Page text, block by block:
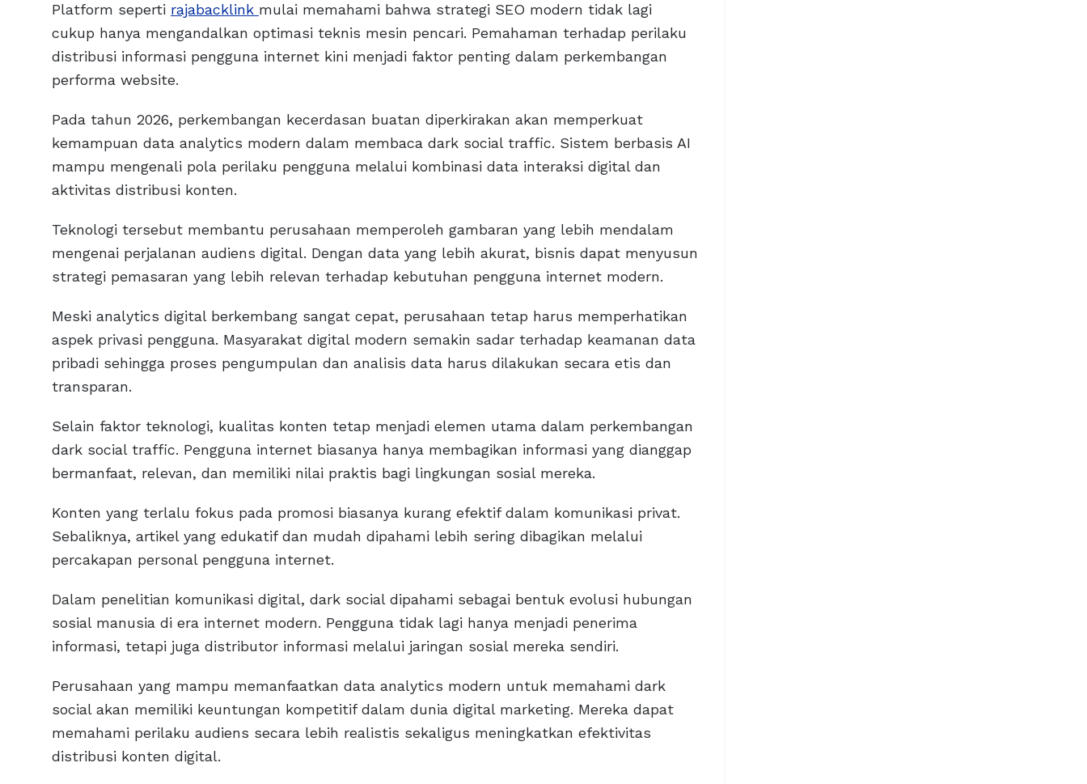
Platform seperti rajabacklink mulai memahami bahwa strategi SEO modern tidak lagi
cukup hanya mengandalkan optimasi teknis mesin pencari. Pemahaman terhadap perilaku
distribusi informasi pengguna internet kini menjadi faktor penting dalam perkembangan
performa website.
Pada tahun 2026, perkembangan kecerdasan buatan diperkirakan akan memperkuat
kemampuan data analytics modern dalam membaca dark social traffic. Sistem berbasis AI
mampu mengenali pola perilaku pengguna melalui kombinasi data interaksi digital dan
aktivitas distribusi konten.
Teknologi tersebut membantu perusahaan memperoleh gambaran yang lebih mendalam
mengenai perjalanan audiens digital. Dengan data yang lebih akurat, bisnis dapat menyusun
strategi pemasaran yang lebih relevan terhadap kebutuhan pengguna internet modern.
Meski analytics digital berkembang sangat cepat, perusahaan tetap harus memperhatikan
aspek privasi pengguna. Masyarakat digital modern semakin sadar terhadap keamanan data
pribadi sehingga proses pengumpulan dan analisis data harus dilakukan secara etis dan
transparan.
Selain faktor teknologi, kualitas konten tetap menjadi elemen utama dalam perkembangan
dark social traffic. Pengguna internet biasanya hanya membagikan informasi yang dianggap
bermanfaat, relevan, dan memiliki nilai praktis bagi lingkungan sosial mereka.
Konten yang terlalu fokus pada promosi biasanya kurang efektif dalam komunikasi privat.
Sebaliknya, artikel yang edukatif dan mudah dipahami lebih sering dibagikan melalui
percakapan personal pengguna internet.
Dalam penelitian komunikasi digital, dark social dipahami sebagai bentuk evolusi hubungan
sosial manusia di era internet modern. Pengguna tidak lagi hanya menjadi penerima
informasi, tetapi juga distributor informasi melalui jaringan sosial mereka sendiri.
Perusahaan yang mampu memanfaatkan data analytics modern untuk memahami dark
social akan memiliki keuntungan kompetitif dalam dunia digital marketing. Mereka dapat
memahami perilaku audiens secara lebih realistis sekaligus meningkatkan efektivitas
distribusi konten digital.